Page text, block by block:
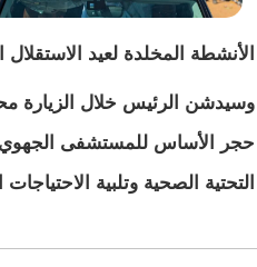
الأنشطة المخلدة لعيد
وسيدشن الرئيس خلال الزيارة
حجر الأساس للمستشفى الجهوي
التحتية الصحية وتلبية